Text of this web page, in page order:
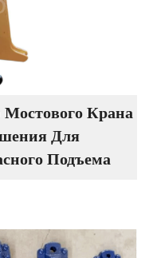
Крана
Для
Подъема